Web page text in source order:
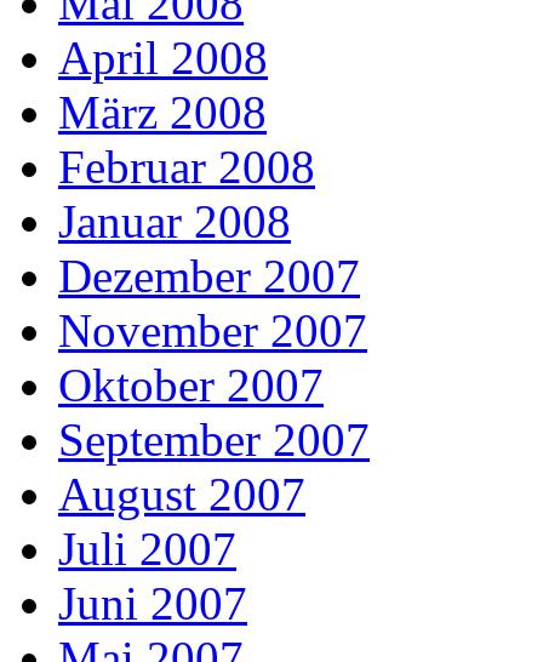
April 2008
März 2008
Februar 2008
Januar 2008
Dezember 2007
November 2007
Oktober 2007
September 2007
August 2007
Juli 2007
Juni 2007